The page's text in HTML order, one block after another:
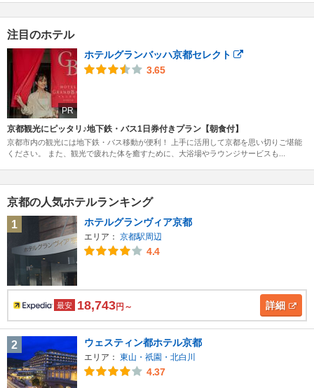
注目のホテル
PR
ホテルグランバッハ京都セレクト
3.65
京都観光にピッタリ♪地下鉄・バス1日券付きプラン【朝食付】
京都市内の観光には地下鉄・バス移動が便利！ 上手に活用して京都を思い切りご堪能
ください。 また、観光で疲れた体を癒すために、大浴場やラウンジサービスも...
京都の人気ホテルランキング
1
ホテルグランヴィア京都
エリア： 京都駅周辺
4.4
最安 18,743円～ 詳細
2 ウェスティン都ホテル京都
エリア： 東山・祇園・北白川
4.37